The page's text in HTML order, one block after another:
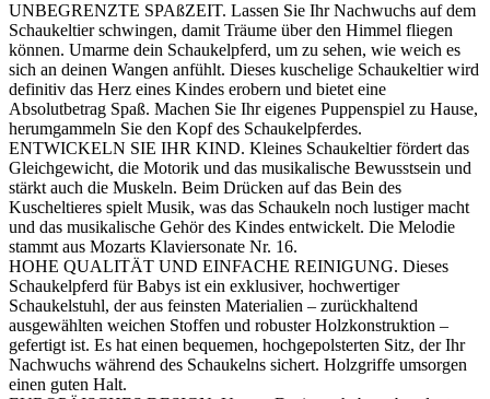
UNBEGRENZTE SPAßZEIT. Lassen Sie Ihr Nachwuchs auf dem
Schaukeltier schwingen, damit Träume über den Himmel fliegen
können. Umarme dein Schaukelpferd, um zu sehen, wie weich es
sich an deinen Wangen anfühlt. Dieses kuschelige Schaukeltier wird
definitiv das Herz eines Kindes erobern und bietet eine
Absolutbetrag Spaß. Machen Sie Ihr eigenes Puppenspiel zu Hause,
herumgammeln Sie den Kopf des Schaukelpferdes.
ENTWICKELN SIE IHR KIND. Kleines Schaukeltier fördert das
Gleichgewicht, die Motorik und das musikalische Bewusstsein und
stärkt auch die Muskeln. Beim Drücken auf das Bein des
Kuscheltieres spielt Musik, was das Schaukeln noch lustiger macht
und das musikalische Gehör des Kindes entwickelt. Die Melodie
stammt aus Mozarts Klaviersonate Nr. 16.
HOHE QUALITÄT UND EINFACHE REINIGUNG. Dieses
Schaukelpferd für Babys ist ein exklusiver, hochwertiger
Schaukelstuhl, der aus feinsten Materialien – zurückhaltend
ausgewählten weichen Stoffen und robuster Holzkonstruktion –
gefertigt ist. Es hat einen bequemen, hochgepolsterten Sitz, der Ihr
Nachwuchs während des Schaukelns sichert. Holzgriffe umsorgen
einen guten Halt.